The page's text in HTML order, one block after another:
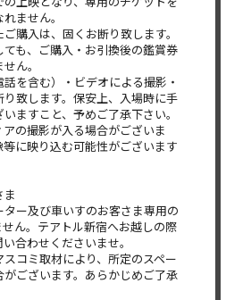
ません。
購入は、固くお断り致します。
も、ご購入・お引換後の鑑賞券
ん。
を含む）・ビデオによる撮影・
致します。保安上、入場時に手
ますこと、予めご了承下さい。
の撮影が入る場合がございま
に映り込む可能性がございます
ー及び車いすのお客さま専用の
ん。テアトル新宿へお越しの際
合わせくださいませ。
コミ取材により、所定のスペー
ございます。あらかじめご了承